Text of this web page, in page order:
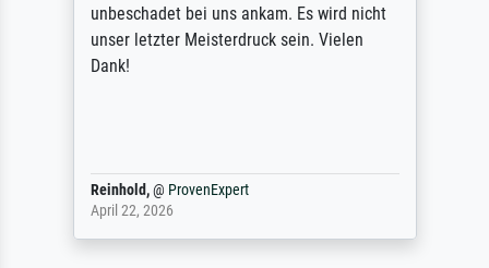
unbeschadet bei uns ankam. Es wird nicht
unser letzter Meisterdruck sein. Vielen
Dank!
Reinhold,@ ProvenExpert
April 22, 2026